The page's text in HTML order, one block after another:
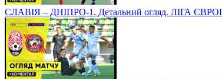
СЛАВІЯ – ДНІПРО-1. Детальний огляд. ЛІГА